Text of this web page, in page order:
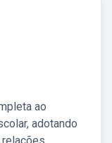
ao
adotando